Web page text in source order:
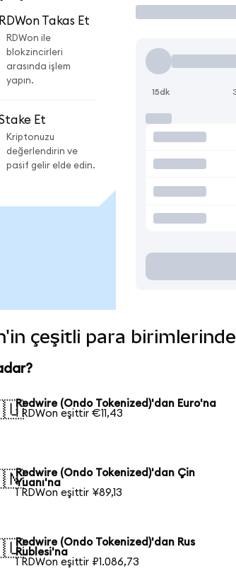
RDWon Takas Et
RDWon ile
blokzincirleri
arasında işlem
yapın.
Et
Kriptonuzu
değerlendirin ve
pasif gelir elde edin.
15dk
çeşitli para
Redwire (Ondo Tokenized)'dan Euro'na
1 RDWon eşittir €11,43
Redwire (Ondo Tokenized)'dan Çin
Yuanı'na
1 RDWon eşittir ¥89,13
Redwire (Ondo Tokenized)'dan Rus
Rublesi'na
1 RDWon eşittir ₽1.086,73